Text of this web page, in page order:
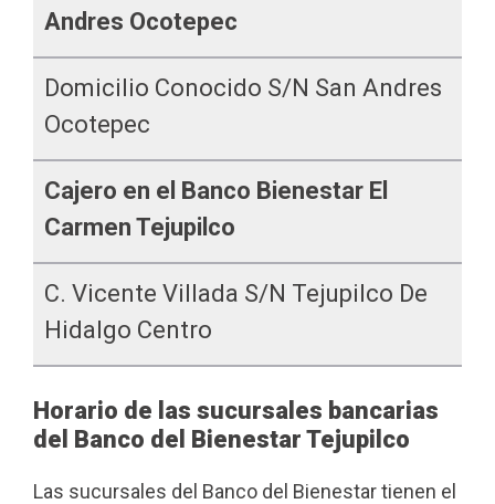
Andres Ocotepec
Domicilio Conocido S/n San Andres
Ocotepec
Cajero en el Banco Bienestar El
Carmen Tejupilco
C. Vicente Villada S/n Tejupilco De
Hidalgo Centro
Horario de las sucursales bancarias
del Banco del Bienestar Tejupilco
Las sucursales del Banco del Bienestar tienen el